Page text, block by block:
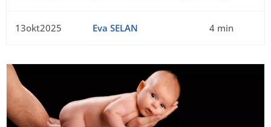
13okt2025 Eva SELAN 4 min